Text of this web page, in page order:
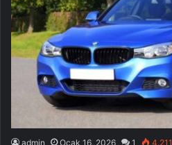
admin Ocak 16, 2026 1 4.211